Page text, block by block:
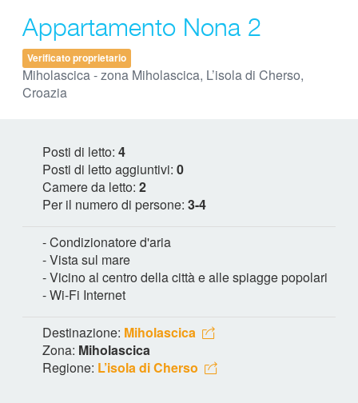
Appartamento Nona 2
Verificato proprietario
Miholascica - zona Miholascica, L’isola di Cherso,
Croazia
Posti di letto: 4
Posti di letto aggiuntivi: 0
Camere da letto: 2
Per il numero di persone: 3-4
- Condizionatore d'aria
- Vista sul mare
- Vicino al centro della città e alle spiagge popolari
- Wi-Fi Internet
Destinazione: Miholascica
Zona: Miholascica
Regione: L’isola di Cherso